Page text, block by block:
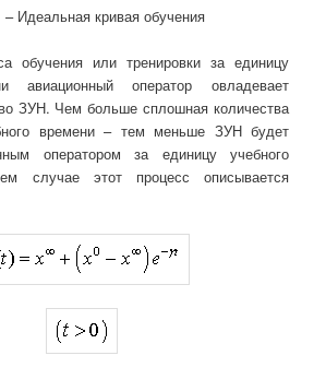
Идеальная кривая обучения
обучения или тренировки за единицу
авиационный оператор овладевает
ЗУН. Чем больше сплошная количества
времени – тем меньше ЗУН будет
оператором за единицу учебного
случае этот процесс описывается